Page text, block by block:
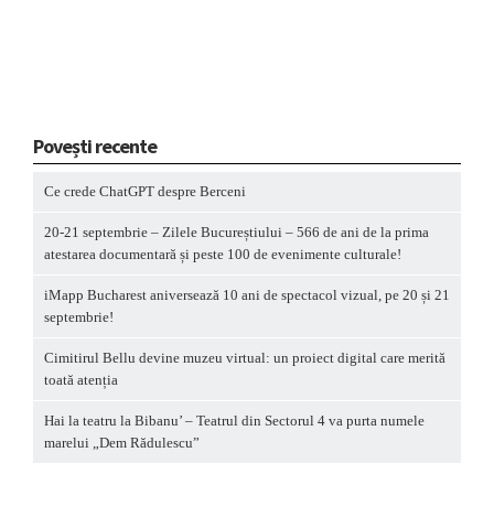
Povești recente
Ce crede ChatGPT despre Berceni
20-21 septembrie – Zilele Bucureștiului – 566 de ani de la prima
atestarea documentară și peste 100 de evenimente culturale!
iMapp Bucharest aniversează 10 ani de spectacol vizual, pe 20 și 21
septembrie!
Cimitirul Bellu devine muzeu virtual: un proiect digital care merită
toată atenția
Hai la teatru la Bibanu’ – Teatrul din Sectorul 4 va purta numele
marelui „Dem Rădulescu”